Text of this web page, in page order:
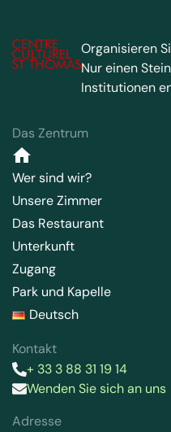
Organisieren
Nur einen
Institutionen
Das Zentrum
Wer sind wir?
Unsere Zimmer
Das Restaurant
Unterkunft
Zugang
Park und Kapelle
Deutsch
Kontakt
+ 33 3 88 31 19 14
Wenden Sie sich an uns
Adresse